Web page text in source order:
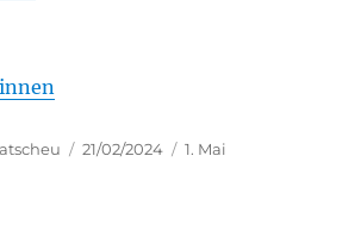
Veröffentlicht
21/02/2024 Kategorien
1. Mai